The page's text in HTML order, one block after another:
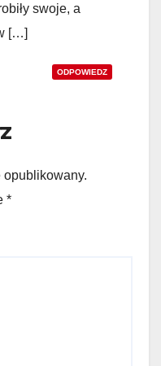
swoje, a
[…]
ODPOWIEDZ
*